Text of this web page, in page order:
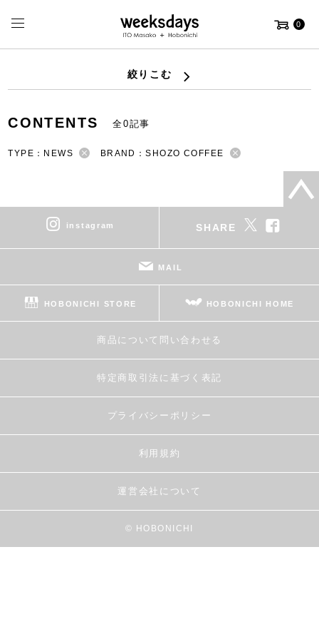
0
絞りこむ
CONTENTS 全0記事
TYPE：NEWS BRAND：SHOZO COFFEE
instagram SHARE
MAIL
HOBONICHI STORE HOBONICHI HOME
商品について問い合わせる
特定商取引法に基づく表記
プライバシーポリシー
利用規約
運営会社について
© HOBONICHI